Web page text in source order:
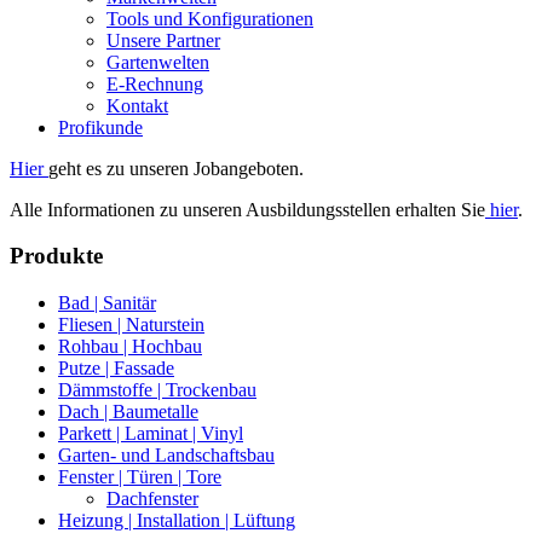
Tools und Konfigurationen
Unsere Partner
Gartenwelten
E-Rechnung
Kontakt
Profikunde
Hier geht es zu unseren Jobangeboten.
Alle Informationen zu unseren Ausbildungsstellen erhalten Sie hier.
Produkte
Bad | Sanitär
Fliesen | Naturstein
Rohbau | Hochbau
Putze | Fassade
Dämmstoffe | Trockenbau
Dach | Baumetalle
Parkett | Laminat | Vinyl
Garten- und Landschaftsbau
Fenster | Türen | Tore
Dachfenster
Heizung | Installation | Lüftung